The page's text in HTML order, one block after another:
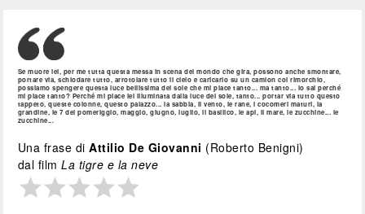
Se muore lei, per me tutta questa messa in scena del mondo che gira, possono anche smontare,
portare via, schiodare tutto, arrotolare tutto il cielo e caricarlo su un camion col rimorchio,
possiamo spengere questa luce bellissima del sole che mi piace tanto... ma tanto... lo sai perché
mi piace tanto? Perché mi piace lei illuminata dalla luce del sole, tanto... portar via tutto questo
tappeto, queste colonne, questo palazzo... la sabbia, il vento, le rane, i cocomeri maturi, la
grandine, le 7 del pomeriggio, maggio, giugno, luglio, il basilico, le api, il mare, le zucchine... le
zucchine...
Una frase diAttilio De Giovanni (Roberto Benigni)
dal filmLa tigre e la neve